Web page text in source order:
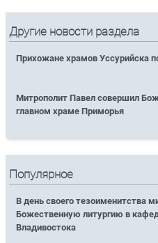
Другие новости раздела
Прихожане храмов Уссурийска
Митрополит Павел совершил
главном храме Приморья
Популярное
В день своего тезоименитства
Божественную литургию в
Владивостока